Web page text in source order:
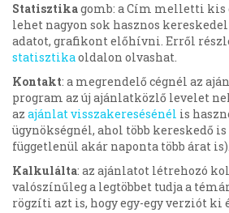
Statisztikagomb: a Cím melletti kis
lehet nagyon sok hasznos
adatot, grafikont előhívni. Erről
statisztikaoldalon olvashat.
Kontakt: a megrendelő cégnél az
program az új ajánlatközlő levelet
az ajánlat visszakeresésénél is
ügynökségnél, ahol több kereskedő
függetlenül akár naponta több árat is).
Kalkulálta: az ajánlatot létrehozó
valószínűleg a legtöbbet tudja a
rögzíti azt is, hogy egy-egy verziót